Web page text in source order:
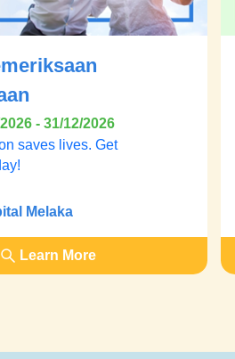
- 31/12/2026
saves lives. Get
Melaka
Learn More